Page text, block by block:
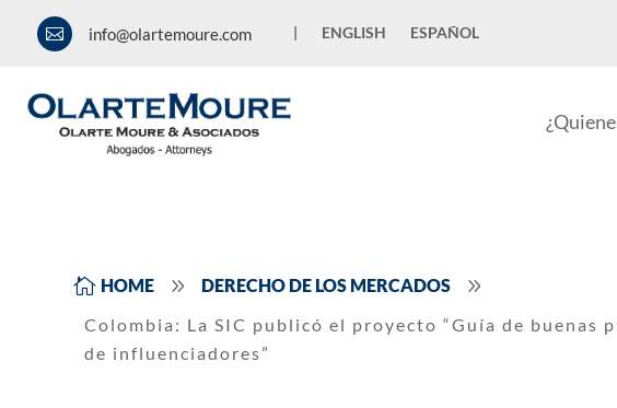
 info@olartemoure.com | ENGLISH ESPAÑOL
 HOME 9 DERECHO DE LOS MERCADOS 9
Colombia: La SIC publicó el proyecto “Guía de buenas
de influenciadores”